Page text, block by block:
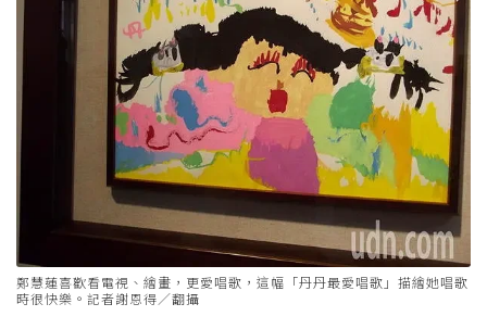
鄭慧蓮喜歡看電視、繪畫，更愛唱歌，這幅「丹丹最愛唱歌」描繪她唱歌
時很快樂。記者謝恩得／翻攝